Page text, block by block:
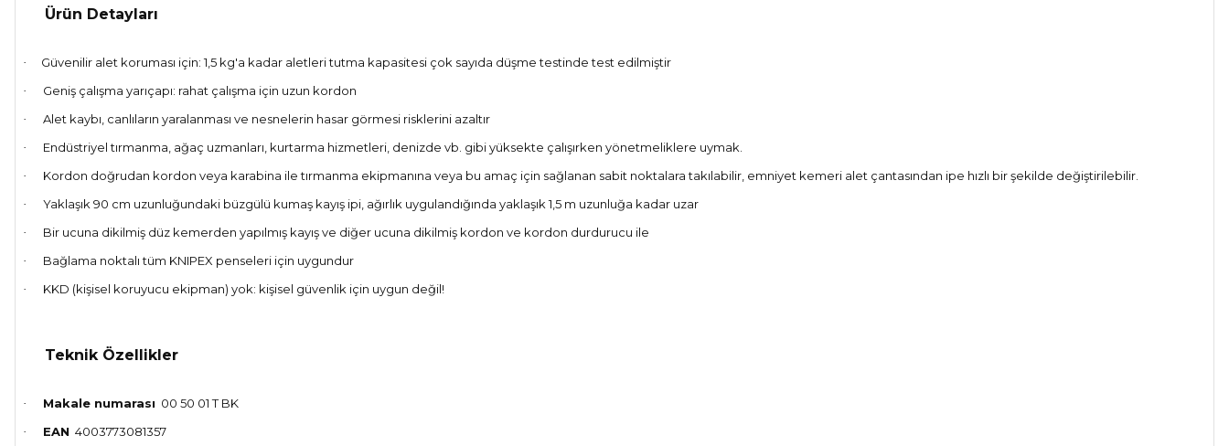
Ürün Detayları
· Güvenilir alet koruması için: 1,5 kg'a kadar aletleri tutma kapasitesi çok sayıda düşme testinde test edilmiştir
· Geniş çalışma yarıçapı: rahat çalışma için uzun kordon
· Alet kaybı, canlıların yaralanması ve nesnelerin hasar görmesi risklerini azaltır
· Endüstriyel tırmanma, ağaç uzmanları, kurtarma hizmetleri, denizde vb. gibi yüksekte çalışırken yönetmeliklere uymak.
· Kordon doğrudan kordon veya karabina ile tırmanma ekipmanına veya bu amaç için sağlanan sabit noktalara takılabilir, emniyet kemeri alet çantasından ipe hızlı bir şekilde değiştirilebilir.
· Yaklaşık 90 cm uzunluğundaki büzgülü kumaş kayış ipi, ağırlık uygulandığında yaklaşık 1,5 m uzunluğa kadar uzar
· Bir ucuna dikilmiş düz kemerden yapılmış kayış ve diğer ucuna dikilmiş kordon ve kordon durdurucu ile
· Bağlama noktalı tüm KNIPEX penseleri için uygundur
· KKD (kişisel koruyucu ekipman) yok: kişisel güvenlik için uygun değil!
Teknik Özellikler
· Makale numarası 00 50 01 T BK
· EAN 4003773081357